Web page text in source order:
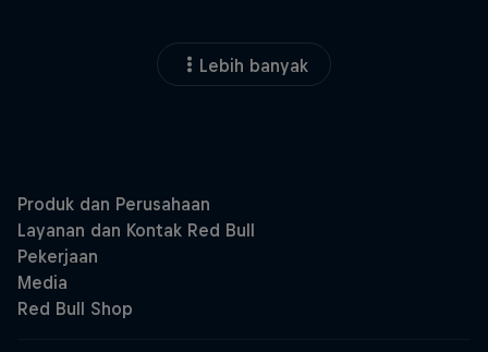
Lebih banyak